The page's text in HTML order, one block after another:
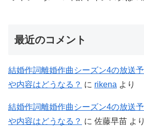
最近のコメント
結婚作詞離婚作曲シーズン4の放送
や内容はどうなる？ に rikena より
結婚作詞離婚作曲シーズン4の放送
や内容はどうなる？ に 佐藤早苗 より